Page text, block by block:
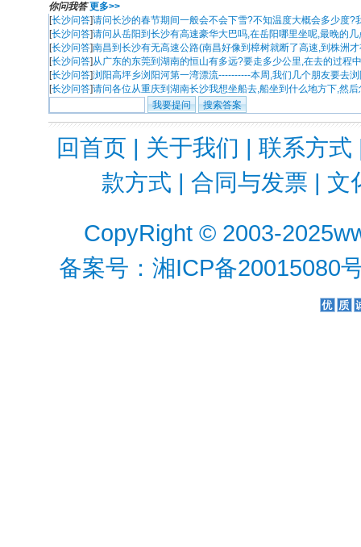
你问我答 更多>>
[长沙问答]请问长沙的春节期间一般会不会下雪?不知温度大概会多少度?
[长沙问答]请问从岳阳到长沙有高速豪华大巴吗,在岳阳哪里坐呢,最晚的
[长沙问答]南昌到长沙有无高速公路(南昌好像到樟树就断了高速,到株洲
[长沙问答]从广东的东莞到湖南的恒山有多远?要走多少公里,在去的过程
[长沙问答]浏阳高坪乡浏阳河第一湾漂流----------本周,我们几个朋友要去
[长沙问答]请问各位从重庆到湖南长沙我想坐船去,船坐到什么地方下,然
回首页 | 关于我们 | 联系方式
款方式 | 合同与发票 | 文
CopyRight © 2003-2025
备案号：湘ICP备20015080